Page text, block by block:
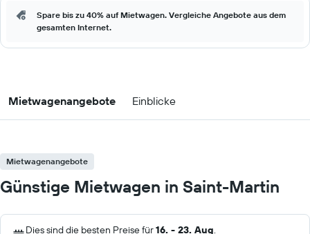
Spare bis zu 40% auf Mietwagen. Vergleiche Angebote aus dem
gesamten Internet.
Mietwagenangebote Einblicke
Mietwagenangebote
Günstige Mietwagen in Saint-Martin
Dies sind die besten Preise für16. - 23. Aug.